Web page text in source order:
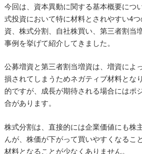
今回は、資本異動に関する基本概要につ
式投資において特に材料とされやすい4
資、株式分割、自社株買い、第三者割当
事例を挙げて紹介してきました。
公募増資と第三者割当増資は、増資によ
損されてしまうためネガティブ材料とな
的ですが、成長が期待される場合にはポ
合があります。
株式分割は、直接的には企業価値にも株
んが、株価が下がって買いやすくなるこ
材料となることが少なくありません。